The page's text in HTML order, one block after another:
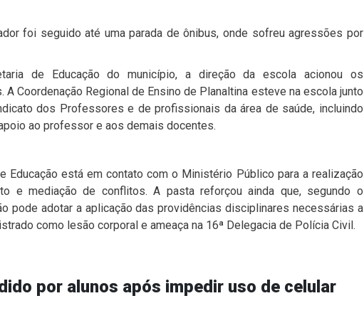
foi seguido até uma parada de ônibus, onde sofreu agressões por
de Educação do município, a direção da escola acionou os
Coordenação Regional de Ensino de Planaltina esteve na escola junto
dos Professores e de profissionais da área de saúde, incluindo
ao professor e aos demais docentes.
Educação está em contato com o Ministério Público para a realização
e mediação de conflitos. A pasta reforçou ainda que, segundo o
pode adotar a aplicação das providências disciplinares necessárias a
como lesão corporal e ameaça na 16ª Delegacia de Polícia Civil.
por alunos após impedir uso de celular